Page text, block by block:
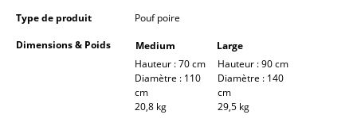
Lampes sans fil
... voir tous les luminaires
Type de produit
Pouf poire
Dimensions & Poids
Medium
Large
Hauteur : 70 cm
Diamètre : 110
cm
20,8 kg
Hauteur : 90 cm
Diamètre : 140
cm
29,5 kg